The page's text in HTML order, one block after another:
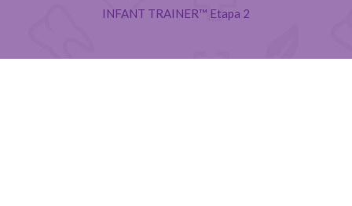
INFANT TRAINER™ Etapa 2